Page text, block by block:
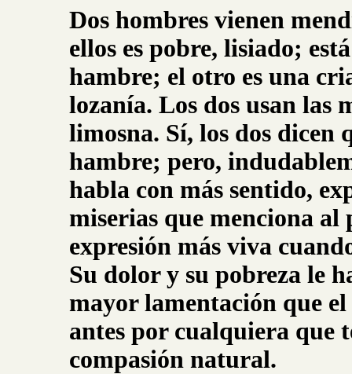
Dos hombres vienen
ellos es pobre, lisiado;
hambre; el otro es una
lozanía. Los dos usan las
limosna. Sí, los dos dicen
hambre; pero,
habla con más sentido,
miserias que menciona al
expresión más viva
Su dolor y su pobreza le
mayor lamentación que
antes por cualquiera que
compasión natural.